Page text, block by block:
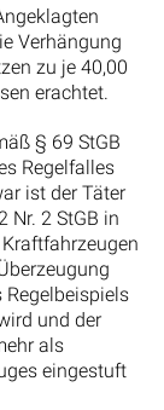
Verhängung
zu je 40,00
erachtet.
§ 69 StGB
Regelfalles
ist der Täter
Nr. 2 StGB in
und der
als
eingestuft